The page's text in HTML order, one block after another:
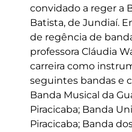
convidado a reger a
Batista, de Jundiaí.
de regência de
professora Cláudia
carreira como
seguintes bandas e
Banda Musical da
Piracicaba; Banda
Piracicaba; Banda